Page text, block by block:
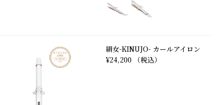
絹女-KINUJO- カールアイロン
¥24,200 （税込）